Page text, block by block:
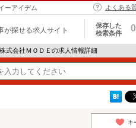
ーアイデム よくある
が探せる求人サイト
保存した
検索条件
0
式会社ＭＯＤＥの求人情報詳細
キ